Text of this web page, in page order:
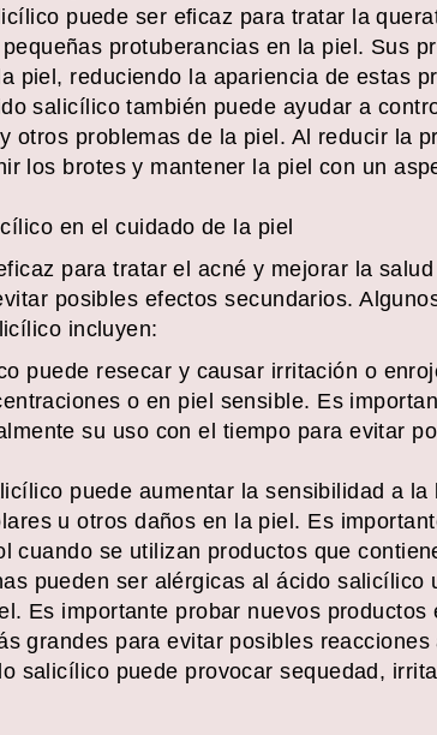
puede ser eficaz para tratar la
protuberancias en la piel. Sus
piel, reduciendo la apariencia de estas
salicílico también puede ayudar a
otros problemas de la piel. Al reducir la
los brotes y mantener la piel con un
en el cuidado de la piel
para tratar el acné y mejorar la
posibles efectos secundarios.
incluyen:
puede resecar y causar irritación o
o en piel sensible. Es
su uso con el tiempo para evitar
puede aumentar la sensibilidad a la
u otros daños en la piel. Es
cuando se utilizan productos que
pueden ser alérgicas al ácido salicílico
Es importante probar nuevos productos
grandes para evitar posibles reacciones
salicílico puede provocar sequedad,